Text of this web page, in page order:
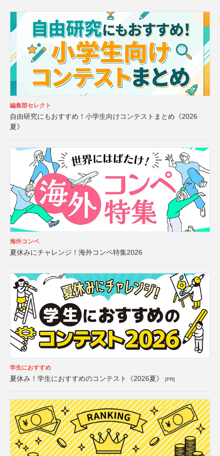
編集部セレクト
自由研究にもおすすめ！小学生向けコンテストまとめ《2026
夏》
海外コンペ
夏休みにチャレンジ！海外コンペ特集2026
学生におすすめ
夏休み！学生におすすめのコンテスト《2026夏》 [PR]